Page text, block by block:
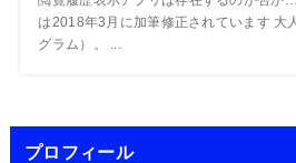
は2018年3月に加筆修正されています 大
グラム）。 ...
プロフィール